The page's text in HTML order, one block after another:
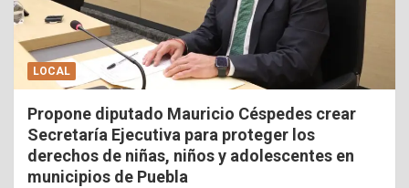
LOCAL
Propone diputado Mauricio Céspedes crear
Secretaría Ejecutiva para proteger los
derechos de niñas, niños y adolescentes en
municipios de Puebla